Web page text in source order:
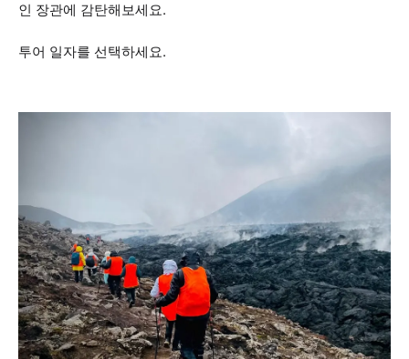
인 장관에 감탄해보세요.
투어 일자를 선택하세요.